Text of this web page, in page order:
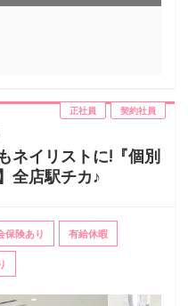
正社員 契約社員
ネイリストに!『個別
全店駅チカ♪
保険あり 有給休暇